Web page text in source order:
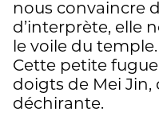
nous convaincre
d’interprète, elle
le voile du
Cette petite
doigts de Mei
déchirante.